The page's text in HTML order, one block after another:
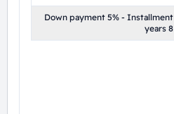
Down payment 5% - Installment
years 8